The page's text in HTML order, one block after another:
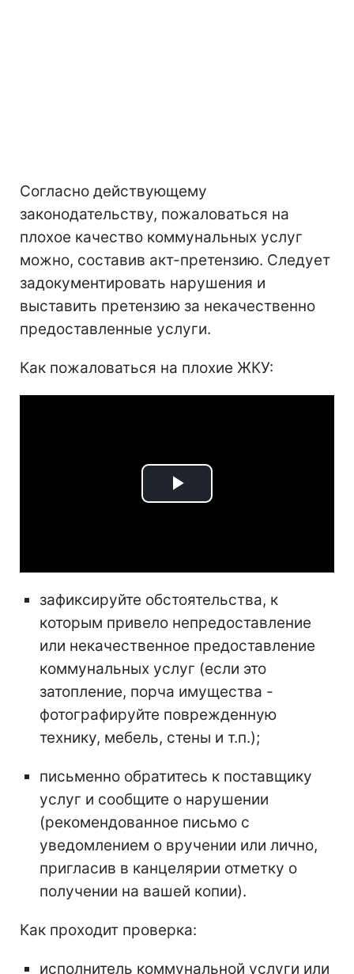
Согласно действующему
законодательству, пожаловаться на
плохое качество коммунальных услуг
можно, составив акт-претензию. Следует
задокументировать нарушения и
выставить претензию за некачественно
предоставленные услуги.
Как пожаловаться на плохие ЖКУ:
Play
зафиксируйте обстоятельства, к
которым привело непредоставление
или некачественное предоставление
коммунальных услуг (если это
затопление, порча имущества -
фотографируйте поврежденную
технику, мебель, стены и т.п.);
письменно обратитесь к поставщику
услуг и сообщите о нарушении
(рекомендованное письмо с
уведомлением о вручении или лично,
пригласив в канцелярии отметку о
получении на вашей копии).
Как проходит проверка:
исполнитель коммунальной услуги или